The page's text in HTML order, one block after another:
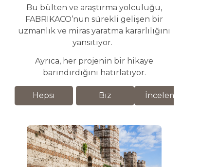
Bu bülten ve araştırma yolculuğu,
FABRIKACO’nun sürekli gelişen bir
uzmanlık ve miras yaratma kararlılığını
yansıtıyor.
Ayrıca, her projenin bir hikaye
barındırdığını hatırlatıyor.
Hepsi Biz İnceleme